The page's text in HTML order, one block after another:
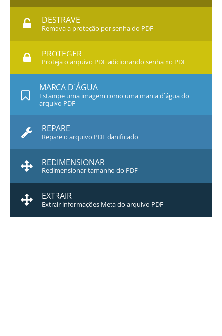
DESTRAVE
Remova a proteção por senha do PDF
PROTEGER
Proteja o arquivo PDF adicionando senha no PDF
MARCA D`ÁGUA
Estampe uma imagem como uma marca d`água do
arquivo PDF
REPARE
Repare o arquivo PDF danificado
REDIMENSIONAR
Redimensionar tamanho do PDF
EXTRAIR
Extrair informações Meta do arquivo PDF